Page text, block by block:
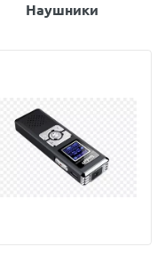
Наушники